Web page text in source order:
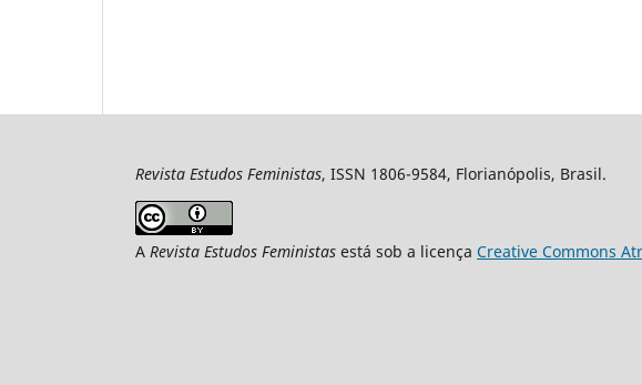
Revista Estudos Feministas, ISSN 1806-9584, Florianópolis, Brasil.
A Revista Estudos Feministas está sob a licença Creative Commons